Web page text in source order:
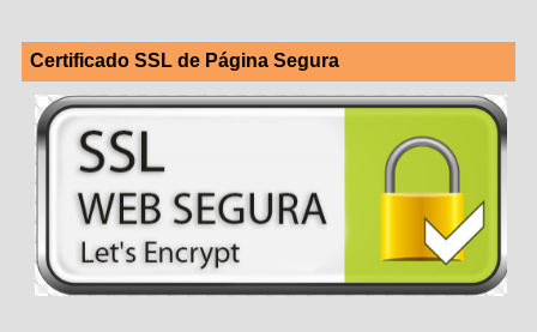
Certificado SSL de Página Segura